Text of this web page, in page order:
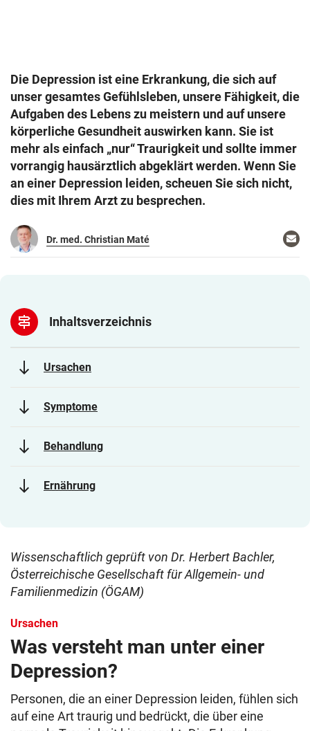
Die Depression ist eine Erkrankung, die sich auf
unser gesamtes Gefühlsleben, unsere Fähigkeit, die
Aufgaben des Lebens zu meistern und auf unsere
körperliche Gesundheit auswirken kann. Sie ist
mehr als einfach „nur“ Traurigkeit und sollte immer
vorrangig hausärztlich abgeklärt werden. Wenn Sie
an einer Depression leiden, scheuen Sie sich nicht,
dies mit Ihrem Arzt zu besprechen.
Dr. med. Christian Maté
signpost Inhaltsverzeichnis
south Ursachen
south Symptome
south Behandlung
south Ernährung
Wissenschaftlich geprüft von Dr. Herbert Bachler,
Österreichische Gesellschaft für Allgemein- und
Familienmedizin (ÖGAM)
Ursachen
Was versteht man unter einer
Depression?
Personen, die an einer Depression leiden, fühlen sich
auf eine Art traurig und bedrückt, die über eine